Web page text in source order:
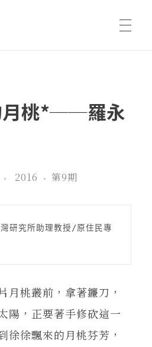
月桃*──羅永
2016 第9期
研究所助理教授/原住民專
月桃叢前，拿著鐮刀，
陽，正要著手修砍這一
徐徐飄來的月桃芬芳，